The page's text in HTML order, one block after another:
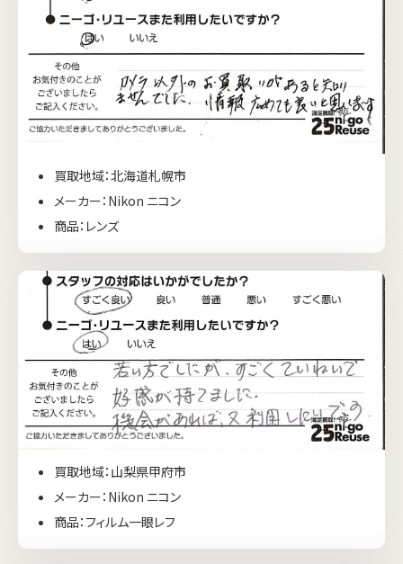
買取地域：北海道札幌市
メーカー：Nikon ニコン
商品：レンズ
買取地域：山梨県甲府市
メーカー：Nikon ニコン
商品：フィルム一眼レフ